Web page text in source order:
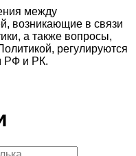
между
возникающие в связи
а также вопросы,
регулируются
РФ и РК.